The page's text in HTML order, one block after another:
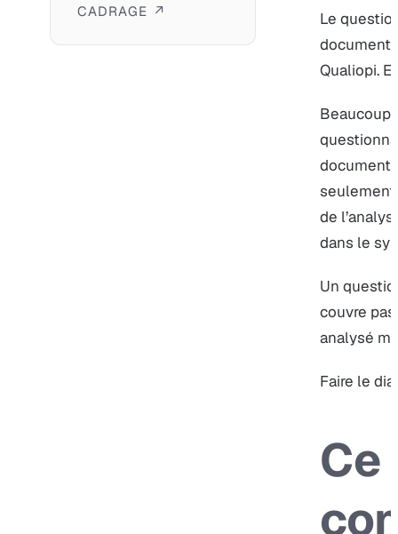
CADRAGE ↗
Le
Qualiopi.
Beaucoup
seulement
de
dans le
Un
couvre
analysé
Faire le
Ce